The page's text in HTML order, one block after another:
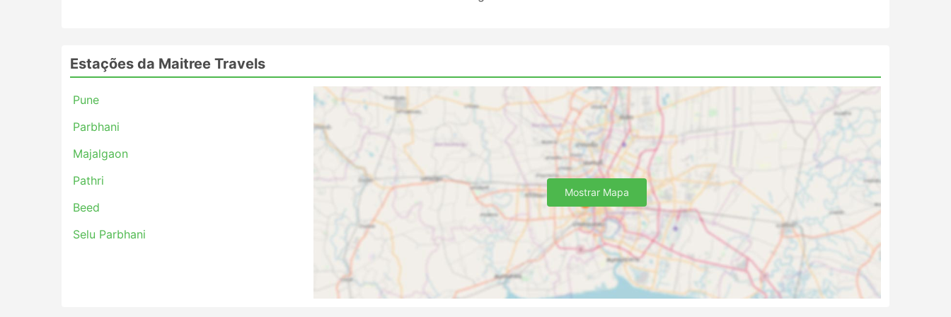
padrão mais baratas podem ser um pouco lentas e não oferecem conforto máximo, mas de qualquer
forma são aceitáveis e o levam ao seu destino. Em rotas mais longas, banheiros ou paradas para
banheiro, assim como lanches, água e às vezes artigos de higiene pessoal e cobertores estão quase
Se você estiver pronto para gastar mais, alguns ônibus VIP oferecem poltronas comparáveis à classe
executiva em um avião com largos assentos reclináveis, cobertores, menos passageiros e muitas outras
vantagens para que sua viagem seja agradável.
Terminais de ônibus interurbanos mais novos estão muito muitas vezes localizados fora da cidade, perto
de rodovias maiores para permitir que os ônibus evitem o congestionamento da cidade. Infelizmente,
isso pode criar dificuldades extras para os viajantes, também. Chegar a tal terminal pode ser um
problema, já que em alguns destinos existem restrições aos veículos autorizados a entrar no terminal, e
você terá que usar transportes especiais para chegar lá. Isto resulta em custos mais altos, pois os
Estações da Maitree Travels
Pune
Parbhani
Majalgaon
Pathri
Beed
Selu Parbhani
Mostrar Mapa